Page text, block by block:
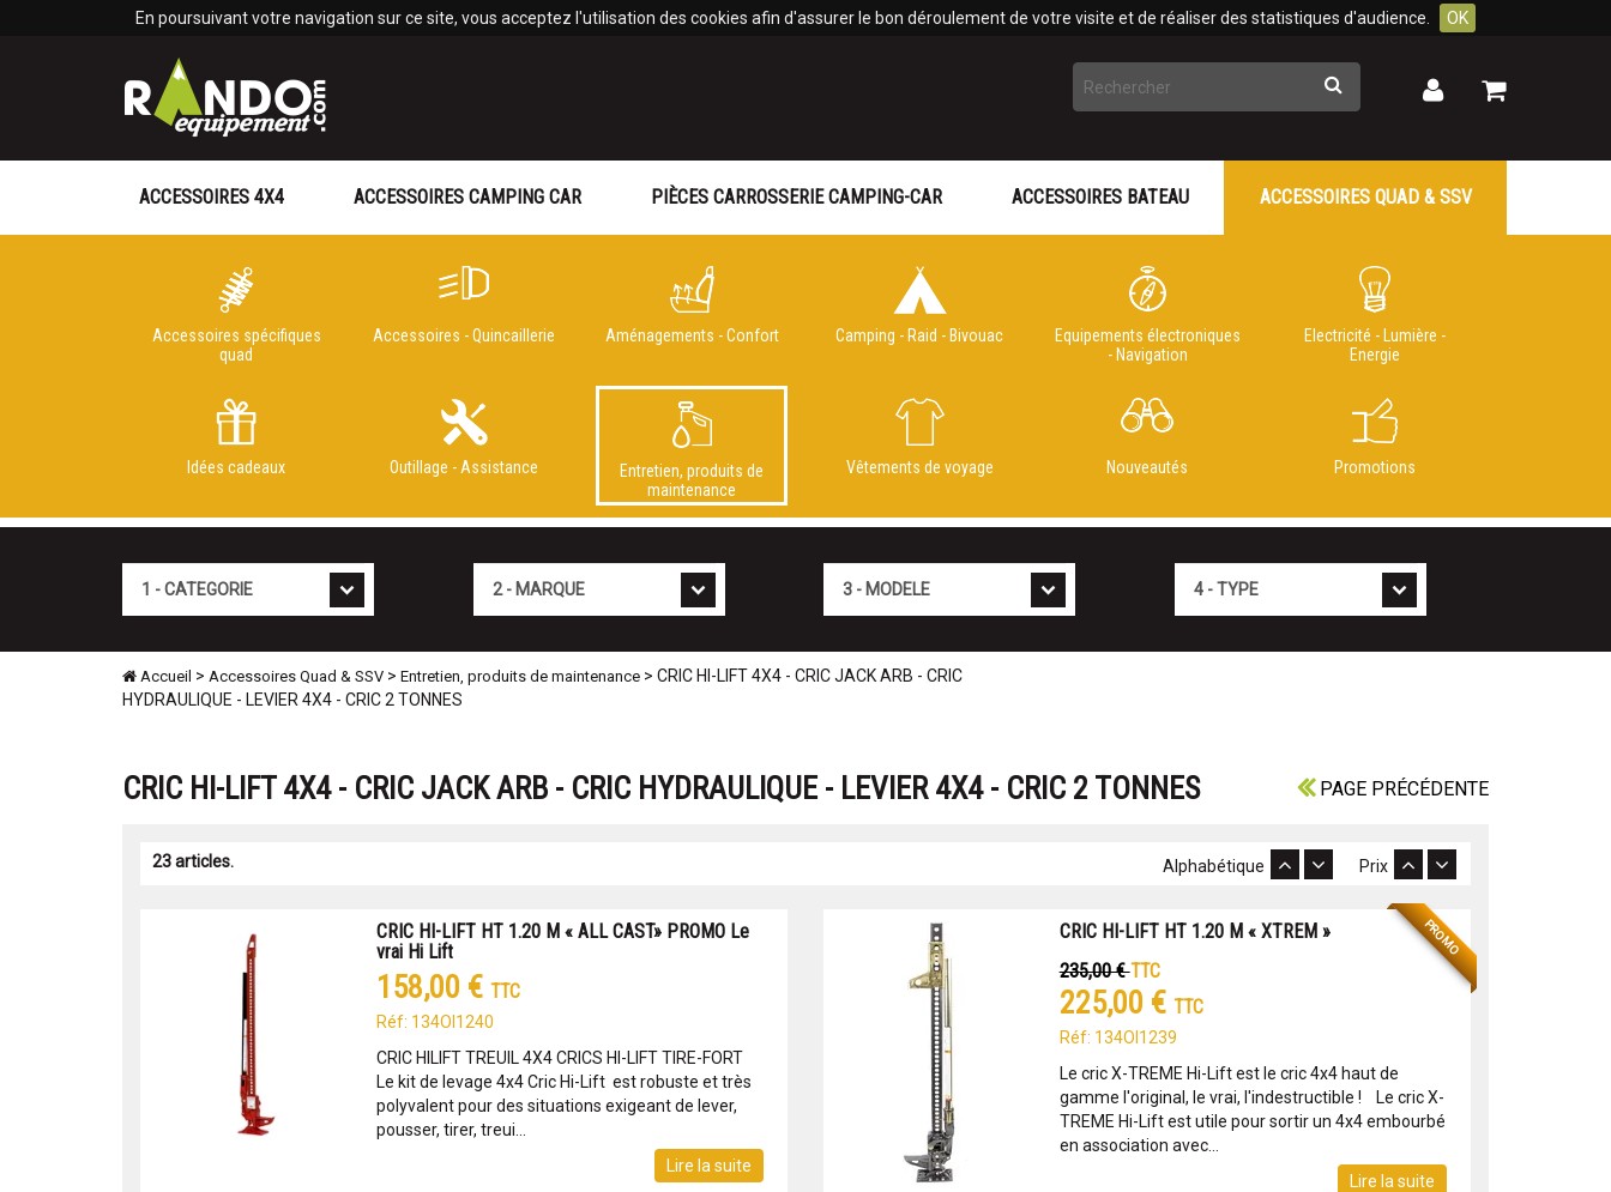
En poursuivant votre navigation sur ce site, vous acceptez l'utilisation des cookies afin d'assurer le bon déroulement de votre visite et de réaliser des statistiques d'audience. OK
Rechercher Mon
Mon
ACCESSOIRES 4X4 ACCESSOIRES CAMPING CAR PIÈCES CARROSSERIE CAMPING-CAR ACCESSOIRES BATEAU ACCESSOIRES QUAD & SSV
Accessoires spécifiques
quad
Accessoires - Quincaillerie Aménagements - Confort Camping - Raid - Bivouac
Equipements électroniques
- Navigation
Electricité - Lumière -
Energie
Idées cadeaux Outillage - Assistance
Entretien, produits de
maintenance
Vêtements de voyage Nouveautés Promotions
Accueil > Accessoires Quad & SSV > Entretien, produits de maintenance > CRIC HI-LIFT 4X4 - CRIC JACK ARB - CRIC
HYDRAULIQUE - LEVIER 4X4 - CRIC 2 TONNES
PAGE PRÉCÉDENTE
CRIC HI-LIFT 4X4 - CRIC JACK ARB - CRIC HYDRAULIQUE - LEVIER 4X4 - CRIC 2 TONNES
23 articles. Prix
Alphabétique
CRIC HI-LIFT HT 1.20 M « ALL CAST» PROMO Le
vrai Hi Lift
158,00 € TTC
Réf: 134OI1240
CRIC HILIFT TREUIL 4X4 CRICS HI-LIFT TIRE-FORT
Le kit de levage 4x4 Cric Hi-Lift est robuste et très
polyvalent pour des situations exigeant de lever,
pousser, tirer, treui...
Lire la suite
PROMO
CRIC HI-LIFT HT 1.20 M « XTREM »
235,00 €TTC
225,00 € TTC
Réf: 134OI1239
Le cric X-TREME Hi-Lift est le cric 4x4 haut de
gamme l'original, le vrai, l'indestructible ! Le cric X-
TREME Hi-Lift est utile pour sortir un 4x4 embourbé
en association avec...
Lire la suite
Panneau de gestion des cookies